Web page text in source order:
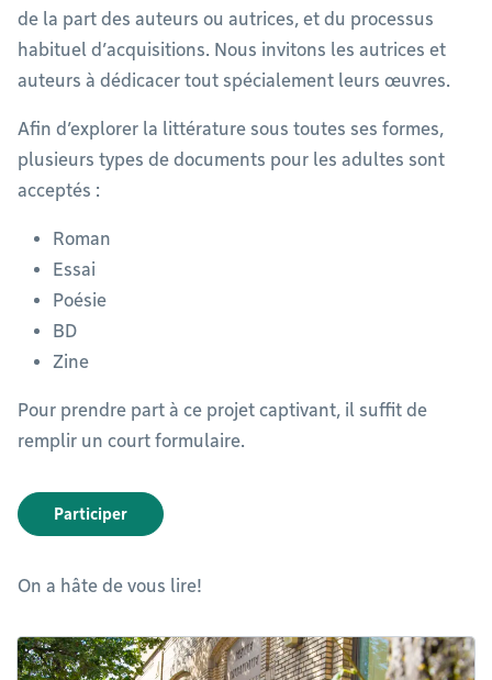
de la part des auteurs ou autrices, et du processus
habituel d’acquisitions. Nous invitons les autrices et
auteurs à dédicacer tout spécialement leurs œuvres.
Afin d’explorer la littérature sous toutes ses formes,
plusieurs types de documents pour les adultes sont
acceptés :
Roman
Essai
Poésie
BD
Zine
Pour prendre part à ce projet captivant, il suffit de
remplir un court formulaire.
Participer
On a hâte de vous lire!